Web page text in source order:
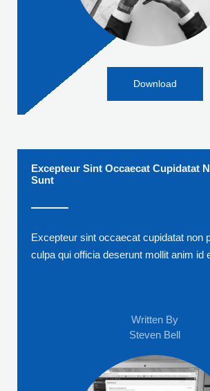
Download
Excepteur Sint Occaecat Cupidatat
Sunt
Excepteur sint occaecat cupidatat non
culpa qui officia deserunt mollit anim id
Written By
Steven Bell